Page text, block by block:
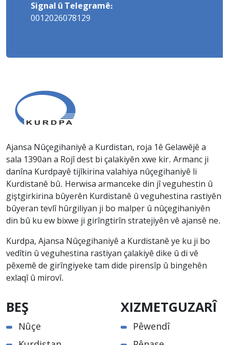
Signal û Telegramê:
0012026078129
Ajansa Nûçegihaniyê a Kurdistan, roja 1ê Gelawêjê a
sala 1390an a Rojî dest bi çalakiyên xwe kir. Armanc ji
danîna Kurdpayê tijîkirina valahiya nûçegihaniyê li
Kurdistanê bû. Herwisa armanceke din jî veguhestin û
giştgirkirina bûyerên Kurdistanê û veguhestina rastiyên
bûyeran tevlî hûrgiliyan ji bo malper û nûçegihaniyên
din bû ku ew bixwe ji girîngtirîn stratejiyên vê ajansê ne.
Kurdpa, Ajansa Nûçegihaniyê a Kurdistanê ye ku ji bo
vedîtin û veguhestina rastiyan çalakiyê dike û di vê
pêxemê de girîngiyeke tam dide pirensîp û bingehên
exlaqî û mirovî.
BEŞ
Nûçe
XIZMETGUZARÎ
Pêwendî